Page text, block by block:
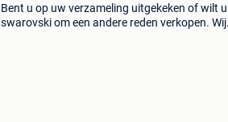
Bent u op uw verzameling uitgekeken of wilt
swarovski om een andere reden verkopen. Wij